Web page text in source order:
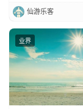
仙游乐客
业界